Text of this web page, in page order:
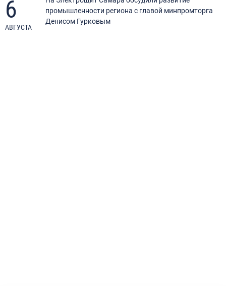
6
АВГУСТА
промышленности региона с главой минпромторга
Денисом Гурковым